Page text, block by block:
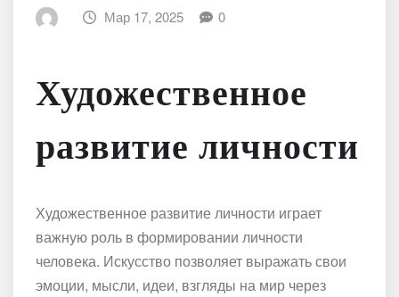
Мар 17, 2025 0
Художественное
развитие личности
Художественное развитие личности играет
важную роль в формировании личности
человека. Искусство позволяет выражать свои
эмоции, мысли, идеи, взгляды на мир через